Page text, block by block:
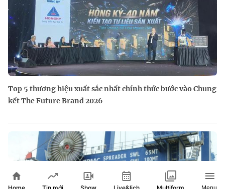
Top 5 thương hiệu xuất sắc nhất chính thức bước vào Chung
kết The Future Brand 2026